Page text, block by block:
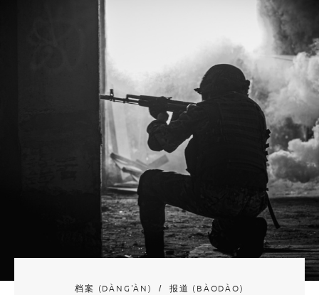
档案 (DÀNG'ÀN) 报道 (BÀODÀO)